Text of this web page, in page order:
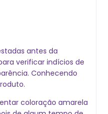
antes da
verificar indícios de
Conhecendo
coloração amarela